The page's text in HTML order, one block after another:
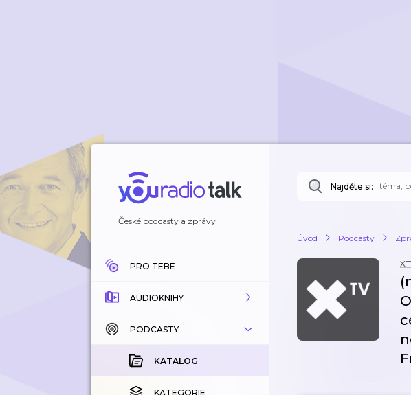
České podcasty a zprávy
PRO TEBE
AUDIOKNIHY
KATALOG
KOUPENÉ
KATEGORIE
PODCASTY
KATALOG
KATEGORIE
Najděte si:
Úvod Podcasty